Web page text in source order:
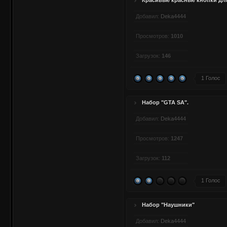
Добавил: Deka4444
Просмотров: 1010
Загрузок: 146
1 Голос
Набор "GTA SA".
Добавил: Deka4444
Просмотров: 1247
Загрузок: 112
1 Голос
Набор "Наушники"
Добавил: Deka4444